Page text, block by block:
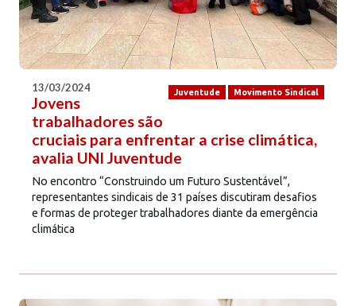
Juventude Movimento Sindical
13/03/2024
Jovens
trabalhadores são
cruciais para enfrentar a crise climática,
avalia UNI Juventude
No encontro “Construindo um Futuro Sustentável”,
representantes sindicais de 31 países discutiram desafios
e formas de proteger trabalhadores diante da emergência
climática